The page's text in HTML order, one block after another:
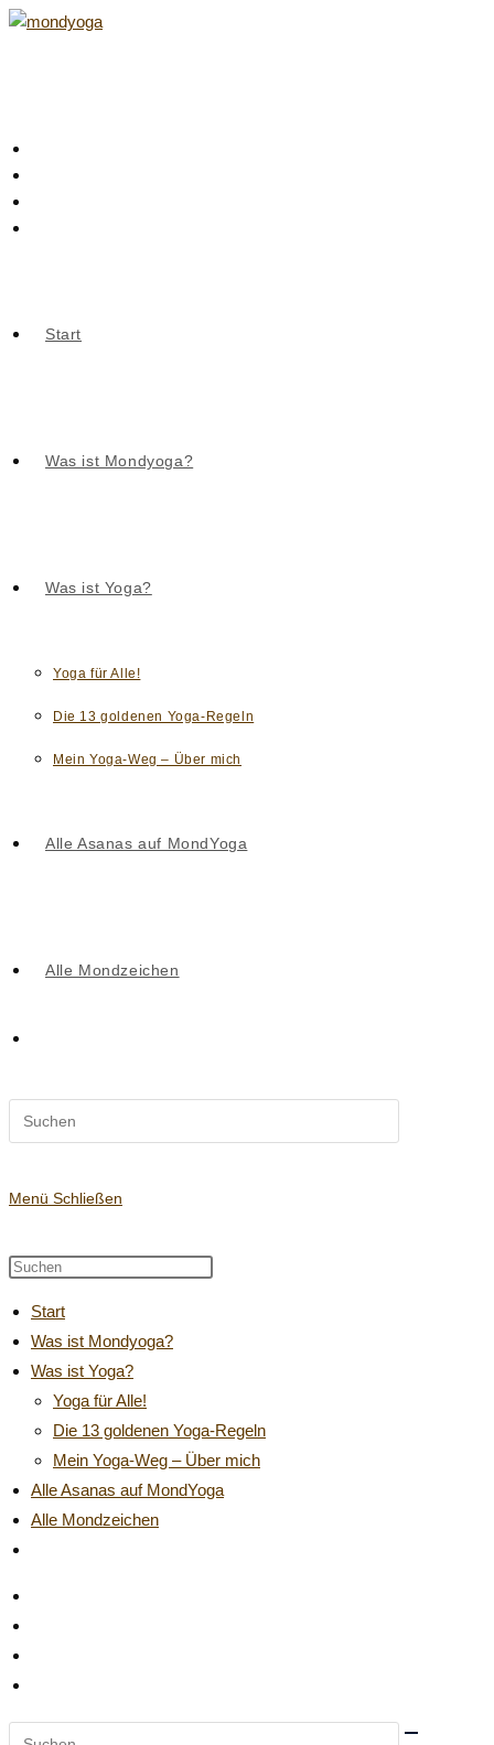
Zum
Start
Was ist Mondyoga?
Was ist Yoga?
Yoga für Alle!
Die 13 goldenen Yoga-Regeln
Mein Yoga-Weg – Über mich
Alle Asanas auf MondYoga
Alle Mondzeichen
Suche
Website
durchsuchen
Menü Schließen
Diese
durchsuchen
panel.
Start
Was ist Mondyoga?
Was ist Yoga?
Yoga für Alle!
Die 13 goldenen Yoga-Regeln
Mein Yoga-Weg – Über mich
Alle Asanas auf MondYoga
Alle Mondzeichen
Website